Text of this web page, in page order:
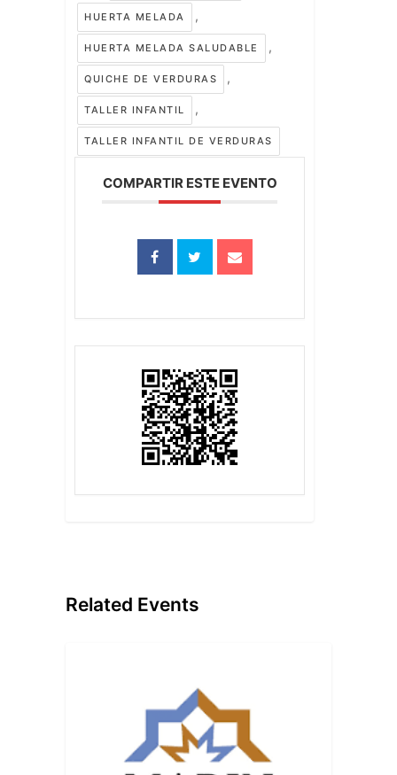
HUERTA MELADA ,
HUERTA MELADA SALUDABLE ,
QUICHE DE VERDURAS ,
TALLER INFANTIL ,
TALLER INFANTIL DE VERDURAS
COMPARTIR ESTE EVENTO
Related Events